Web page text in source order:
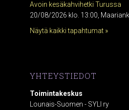
Avoin kesäkahvihetki Turussa
20/08/2026 klo. 13:00,
Näytä kaikki tapahtumat »
YHTEYSTIEDOT
Toimintakeskus
Lounais-Suomen - SYLI ry